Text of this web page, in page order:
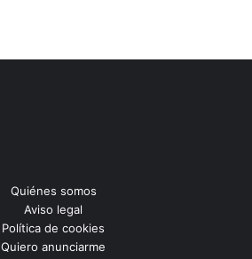
Quiénes somos
Aviso legal
Política de cookies
Quiero anunciarme